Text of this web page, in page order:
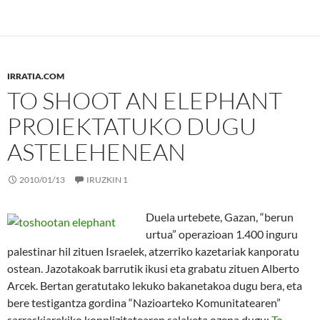
IRRATIA.COM
TO SHOOT AN ELEPHANT
PROIEKTATUKO DUGU
ASTELEHENEAN
2010/01/13 IRUZKIN 1
Duela urtebete, Gazan, “berun
urtua” operazioan 1.400 inguru
palestinar hil zituen Israelek, atzerriko kazetariak kanporatu
ostean. Jazotakoak barrutik ikusi eta grabatu zituen Alberto
Arcek. Bertan geratutako lekuko bakanetakoa dugu bera, eta
bere testigantza gordina “Nazioarteko Komunitatearen”